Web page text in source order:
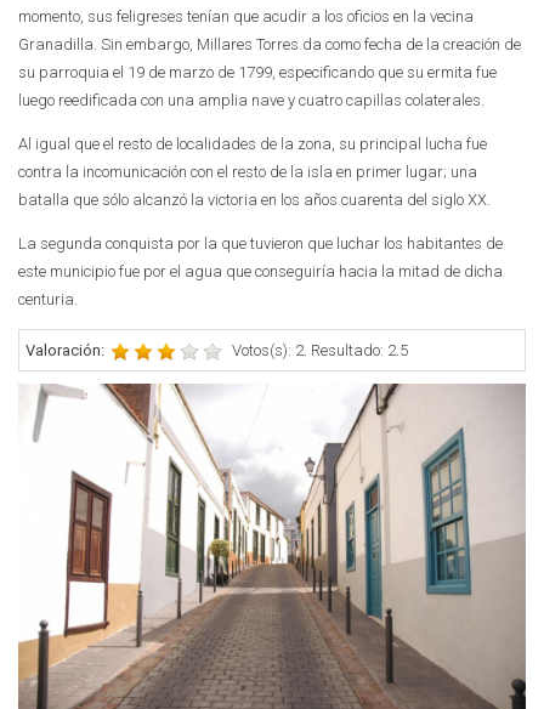
momento, sus feligreses tenían que acudir a los oficios en la vecina
Granadilla. Sin embargo, Millares Torres da como fecha de la creación de
su parroquia el 19 de marzo de 1799, especificando que su ermita fue
luego reedificada con una amplia nave y cuatro capillas colaterales.
Al igual que el resto de localidades de la zona, su principal lucha fue
contra la incomunicación con el resto de la isla en primer lugar; una
batalla que sólo alcanzó la victoria en los años cuarenta del siglo XX.
La segunda conquista por la que tuvieron que luchar los habitantes de
este municipio fue por el agua que conseguiría hacia la mitad de dicha
centuria.
Valoración: Votos(s): 2. Resultado: 2.5